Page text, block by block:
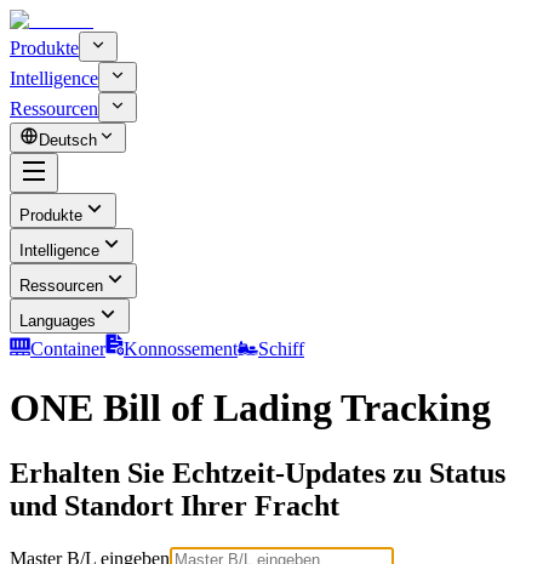
Produkte
Intelligence
Ressourcen
Deutsch
Produkte
Intelligence
Ressourcen
Languages
Container Konnossement Schiff
ONE Bill of Lading Tracking
Erhalten Sie Echtzeit-Updates zu Status
und Standort Ihrer Fracht
Master B/L eingeben